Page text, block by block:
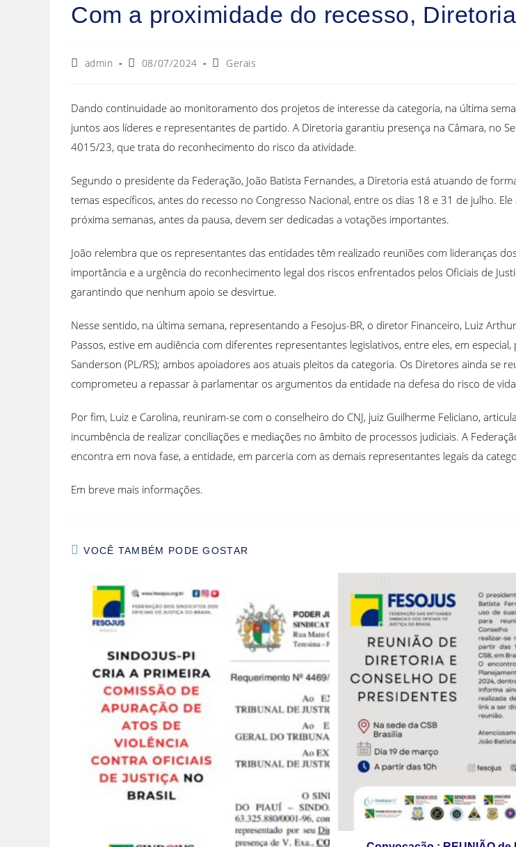
Com a proximidade do recesso,
admin 08/07/2024 Gerais
Dando continuidade ao monitoramento dos projetos de interesse da categoria, na última
juntos aos líderes e representantes de partido. A Diretoria garantiu presença na Câmara, no
4015/23, que trata do reconhecimento do risco da atividade.
Segundo o presidente da Federação, João Batista Fernandes, a Diretoria está atuando de
temas específicos, antes do recesso no Congresso Nacional, entre os dias 18 e 31 de julho.
próxima semanas, antes da pausa, devem ser dedicadas a votações importantes.
João relembra que os representantes das entidades têm realizado reuniões com lideranças
importância e a urgência do reconhecimento legal dos riscos enfrentados pelos Oficiais de
garantindo que nenhum apoio se desvirtue.
Nesse sentido, na última semana, representando a Fesojus-BR, o diretor Financeiro, Luiz
Passos, estive em audiência com diferentes representantes legislativos, entre eles, em
Sanderson (PL/RS); ambos apoiadores aos atuais pleitos da categoria. Os Diretores ainda se
comprometeu a repassar à parlamentar os argumentos da entidade na defesa do risco de
Por fim, Luiz e Carolina, reuniram-se com o conselheiro do CNJ, juiz Guilherme Feliciano,
incumbência de realizar conciliações e mediações no âmbito de processos judiciais. A
encontra em nova fase, a entidade, em parceria com as demais representantes legais da
Em breve mais informações.
VOCÊ TAMBÉM PODE GOSTAR